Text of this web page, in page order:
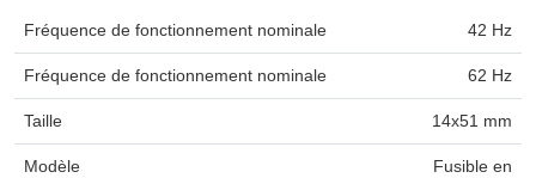
Fréquence de fonctionnement nominale 42 Hz
Fréquence de fonctionnement nominale 62 Hz
Taille 14x51 mm
Modèle
Fusible en